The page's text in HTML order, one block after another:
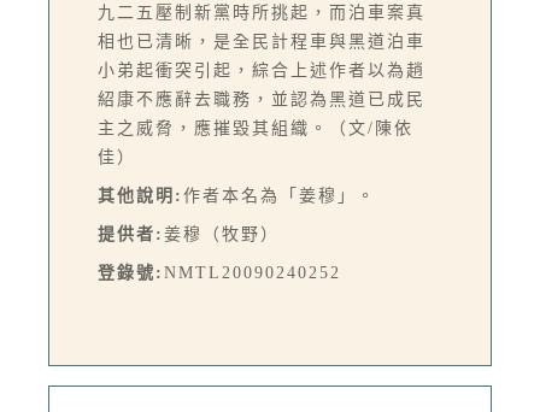
九二五壓制新黨時所挑起，而泊車案真
相也已清晰，是全民計程車與黑道泊車
小弟起衝突引起，綜合上述作者以為趙
紹康不應辭去職務，並認為黑道已成民
主之威脅，應摧毀其組織。（文/陳依
佳）
其他說明: 作者本名為「姜穆」。
提供者: 姜穆（牧野）
登錄號: NMTL20090240252